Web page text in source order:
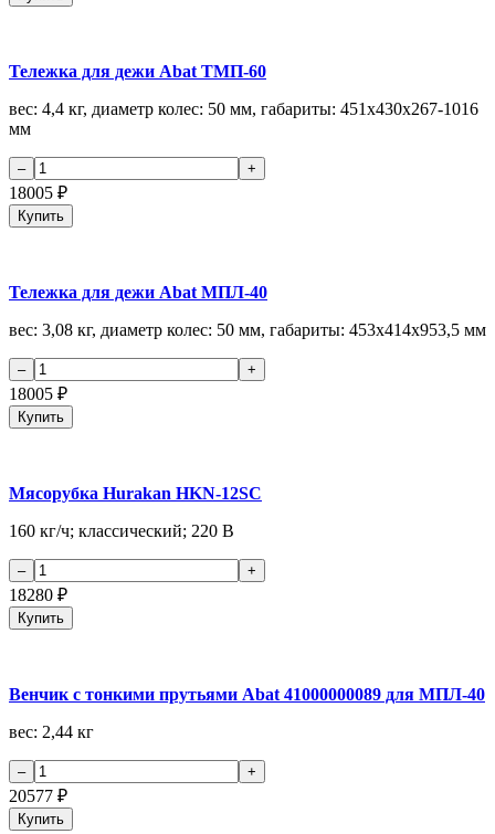
Тележка для дежи Abat ТМП-60
вес: 4,4 кг, диаметр колес: 50 мм, габариты: 451х430х267-1016
мм
18005 ₽
Купить
Тележка для дежи Abat МПЛ-40
вес: 3,08 кг, диаметр колес: 50 мм, габариты: 453х414х953,5 мм
18005 ₽
Купить
Мясорубка Hurakan HKN-12SC
160 кг/ч; классический; 220 В
18280 ₽
Купить
Венчик с тонкими прутьями Abat 41000000089 для МПЛ-40
вес: 2,44 кг
20577 ₽
Купить